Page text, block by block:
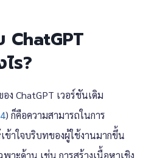
ChatGPT
ร?
ง ChatGPT เวอร์ชันเดิม
) ก็คือความสามารถในการ
าใจบริบทของผู้ใช้งานมากขึ้น
าะด้าน เช่น การสร้างเนื้อหาเชิง